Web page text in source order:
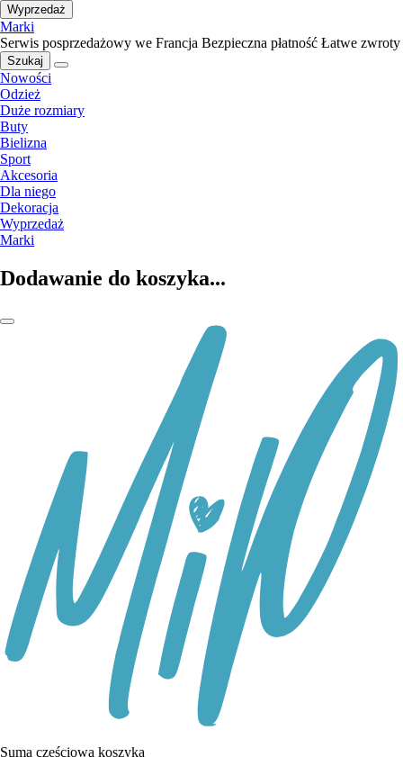
Wyprzedaż
Marki
Serwis posprzedażowy we Francja Bezpieczna płatność Łatwe zwroty
Szukaj
Nowości
Odzież
Duże rozmiary
Buty
Bielizna
Sport
Akcesoria
Dla niego
Dekoracja
Wyprzedaż
Marki
Dodawanie do koszyka...
Suma częściowa koszyka